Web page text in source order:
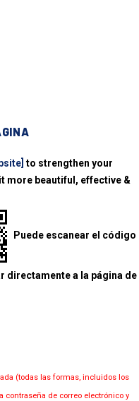
to strengthen your
more beautiful, effective &
Puede escanear el código
directamente a la página de
(todas las formas, incluidos los
contraseña de correo electrónico y